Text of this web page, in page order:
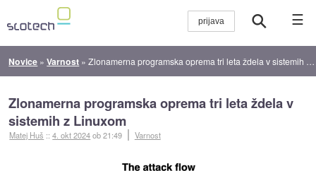
☰
Novice »Varnost »Zlonamerna programska oprema tri leta ždela v sistemih z Linuxom
Zlonamerna programska oprema tri leta ždela v
sistemih z Linuxom
Matej Huš ::4. okt 2024ob 21:49 Varnost